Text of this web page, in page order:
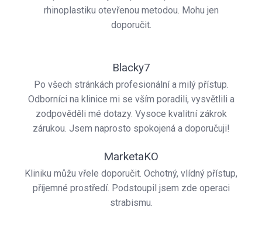
rhinoplastiku otevřenou metodou. Mohu jen
doporučit.
Blacky7
Po všech stránkách profesionální a milý přístup.
Odborníci na klinice mi se vším poradili, vysvětlili a
zodpověděli mé dotazy. Vysoce kvalitní zákrok
zárukou. Jsem naprosto spokojená a doporučuji!
MarketaKO
Kliniku můžu vřele doporučit. Ochotný, vlídný přístup,
příjemné prostředí. Podstoupil jsem zde operaci
strabismu.